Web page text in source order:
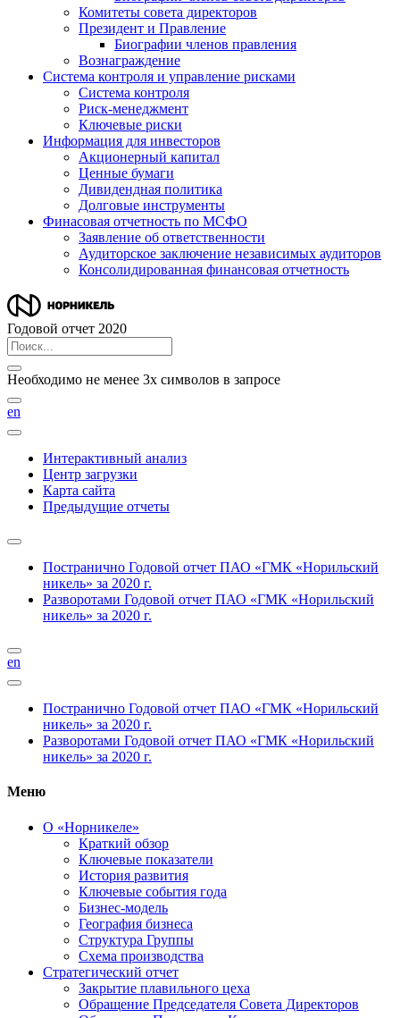
Комитеты совета директоров
Президент и Правление
Биографии членов правления
Вознаграждение
Система контроля и управление рисками
Система контроля
Риск-менеджмент
Ключевые риски
Информация для инвесторов
Акционерный капитал
Ценные бумаги
Дивидендная политика
Долговые инструменты
Финасовая отчетность по МСФО
Заявление об ответственности
Аудиторское заключение независимых аудиторов
Консолидированная финансовая отчетность
Годовой отчет 2020
Необходимо не менее 3х символов в запросе
en
Интерактивный анализ
Центр загрузки
Карта сайта
Предыдущие отчеты
Постранично Годовой отчет ПАО «ГМК «Норильский
никель» за 2020 г.
Разворотами Годовой отчет ПАО «ГМК «Норильский
никель» за 2020 г.
en
Постранично Годовой отчет ПАО «ГМК «Норильский
никель» за 2020 г.
Разворотами Годовой отчет ПАО «ГМК «Норильский
никель» за 2020 г.
Меню
О «Норникеле»
Краткий обзор
Ключевые показатели
История развития
Ключевые события года
Бизнес-модель
География бизнеса
Структура Группы
Схема производства
Стратегический отчет
Закрытие плавильного цеха
Обращение Председателя Совета Директоров